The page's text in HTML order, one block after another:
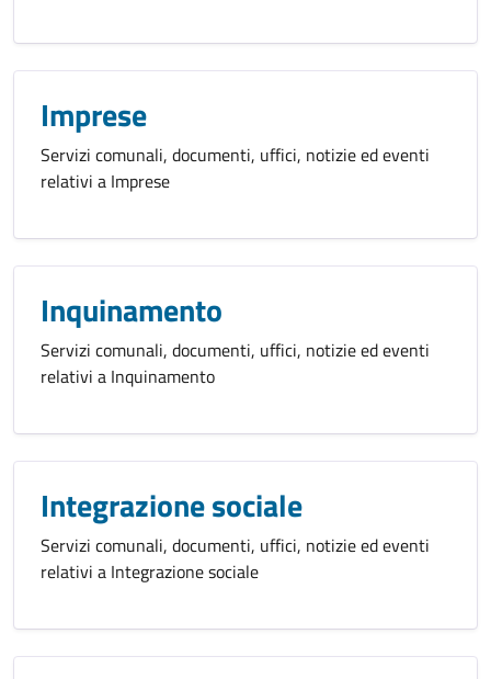
Imprese
Servizi comunali, documenti, uffici, notizie ed eventi
relativi a Imprese
Inquinamento
Servizi comunali, documenti, uffici, notizie ed eventi
relativi a Inquinamento
Integrazione sociale
Servizi comunali, documenti, uffici, notizie ed eventi
relativi a Integrazione sociale